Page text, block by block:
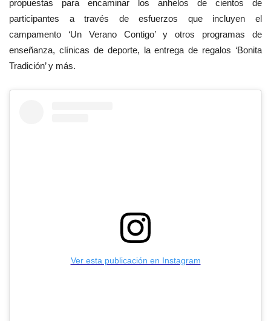
propuestas para encaminar los anhelos de cientos de
participantes a través de esfuerzos que incluyen el
campamento ‘Un Verano Contigo’ y otros programas de
enseñanza, clínicas de deporte, la entrega de regalos ‘Bonita
Tradición’ y más.
Ver esta publicación en Instagram